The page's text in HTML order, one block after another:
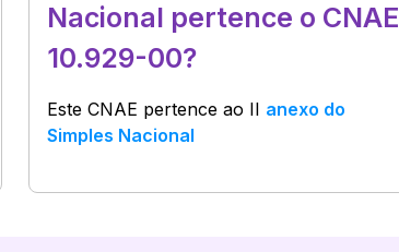
Nacional pertence o CNAE
10.929-00?
Este CNAE pertence ao II anexo do
Simples Nacional